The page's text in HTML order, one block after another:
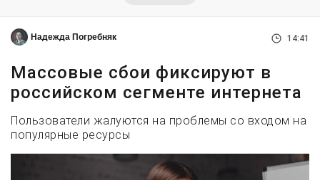
Надежда Погребняк 14:41
Массовые сбои фиксируют в
российском сегменте интернета
Пользователи жалуются на проблемы со входом на
популярные ресурсы